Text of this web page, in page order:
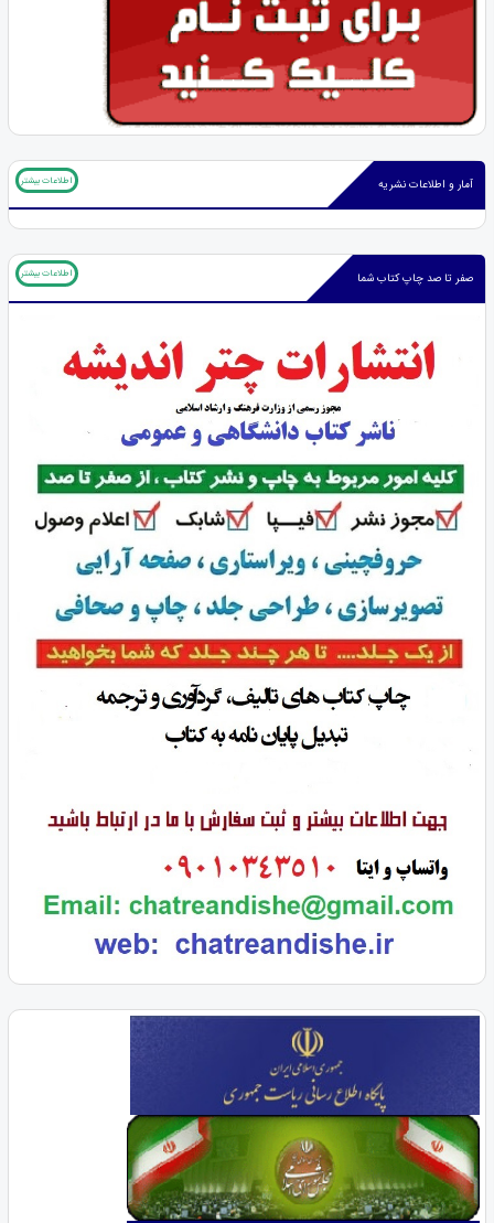
آمار و اطلاعات نشریه اطلاعات بیشتر
صفر تا صد چاپ کتاب شما اطلاعات بیشتر